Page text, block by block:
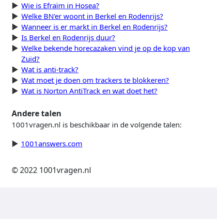
Wie is Efraïm in Hosea?
Welke BN'er woont in Berkel en Rodenrijs?
Wanneer is er markt in Berkel en Rodenrijs?
Is Berkel en Rodenrijs duur?
Welke bekende horecazaken vind je op de kop van
Zuid?
Wat is anti-track?
Wat moet je doen om trackers te blokkeren?
Wat is Norton AntiTrack en wat doet het?
Andere talen
1001vragen.nl is beschikbaar in de volgende talen:
1001answers.com
© 2022 1001vragen.nl